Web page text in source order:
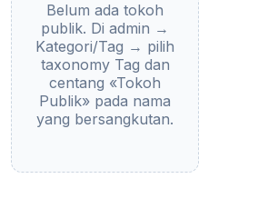
Belum ada tokoh
publik. Di admin →
Kategori/Tag → pilih
taxonomy Tag dan
centang «Tokoh
Publik» pada nama
yang bersangkutan.